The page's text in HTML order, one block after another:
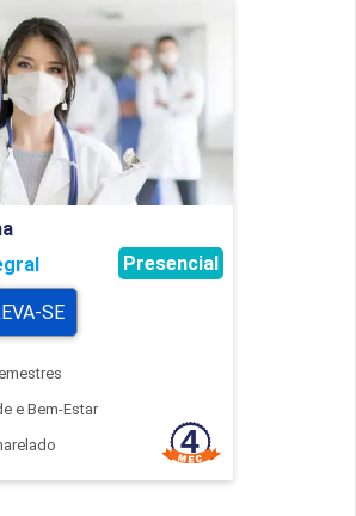
Presencial
SE
e Bem-Estar
Medicina
Detalhes do curso
Ir para Inscrição